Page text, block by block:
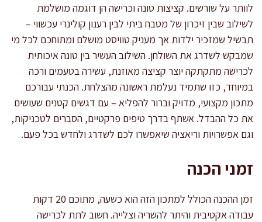
לוותר על שורשים. קציצות טונה וכרישה הן דוגמה מושלמת
לשילוב שבין זיכרון של מטבח ביתי לבין רענון קולינרי עכשווי –
תבשיל שמזכיר ילדות אך מעניק טוויסט מושלם ומתוחכם לכל מי
שמבקש לשדרג את השולחן. השילוב העשיר בין טונה איכותית
לכרישה מתקתקה יוצר קציצה מאוזנת, עשירה בטעמים ורכה
במיוחד, כזו שתמיד נעלמת ראשונה מהצלחת. הכנתי עבורכם
מתכון מקצועי, מדויק וברור להפליא – עם דגשים קטנים שעושים
את כל ההבדל. אשתף בדרך טיפים פרקטיים, הסברים לטכניקות,
וגם אפשרויות וריאציה שיאפשרו לכם לשדרג ולחדש בכל פעם.
זמני הכנה
זמן ההכנה הכולל למתכון הזה הוא כשעה, מתוכם 20 דקות
עבודה אקטיבית והיתר להשריה וצלייה. חשוב לתת לכרישה